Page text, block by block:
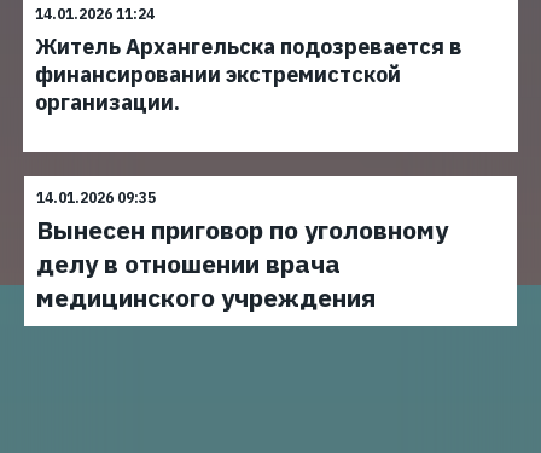
14.01.2026 11:24
Житель Архангельска подозревается в
финансировании экстремистской
организации.
14.01.2026 09:35
Вынесен приговор по уголовному
делу в отношении врача
медицинского учреждения